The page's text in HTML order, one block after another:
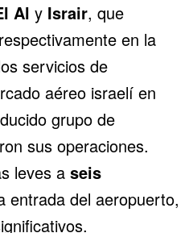
Al y Israir, que
en la
servicios de
aéreo israelí en
grupo de
sus operaciones.
leves a seis
del aeropuerto,